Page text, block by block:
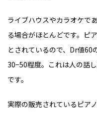
ライブハウスやカラオケで
る場合がほとんどです。ピ
とされているので、Dr値60
30−50程度。これは人の話
です。
実際の販売されているピア